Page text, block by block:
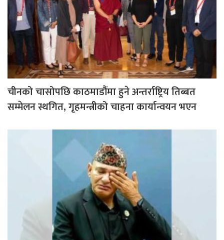
चीनको चासोपछि काठमाडौंमा हुने अन्तर्राष्ट्रिय तिब्बत
सम्मेलन स्थगित, गृहमन्त्रीको चाहना कार्यान्वयन भएन